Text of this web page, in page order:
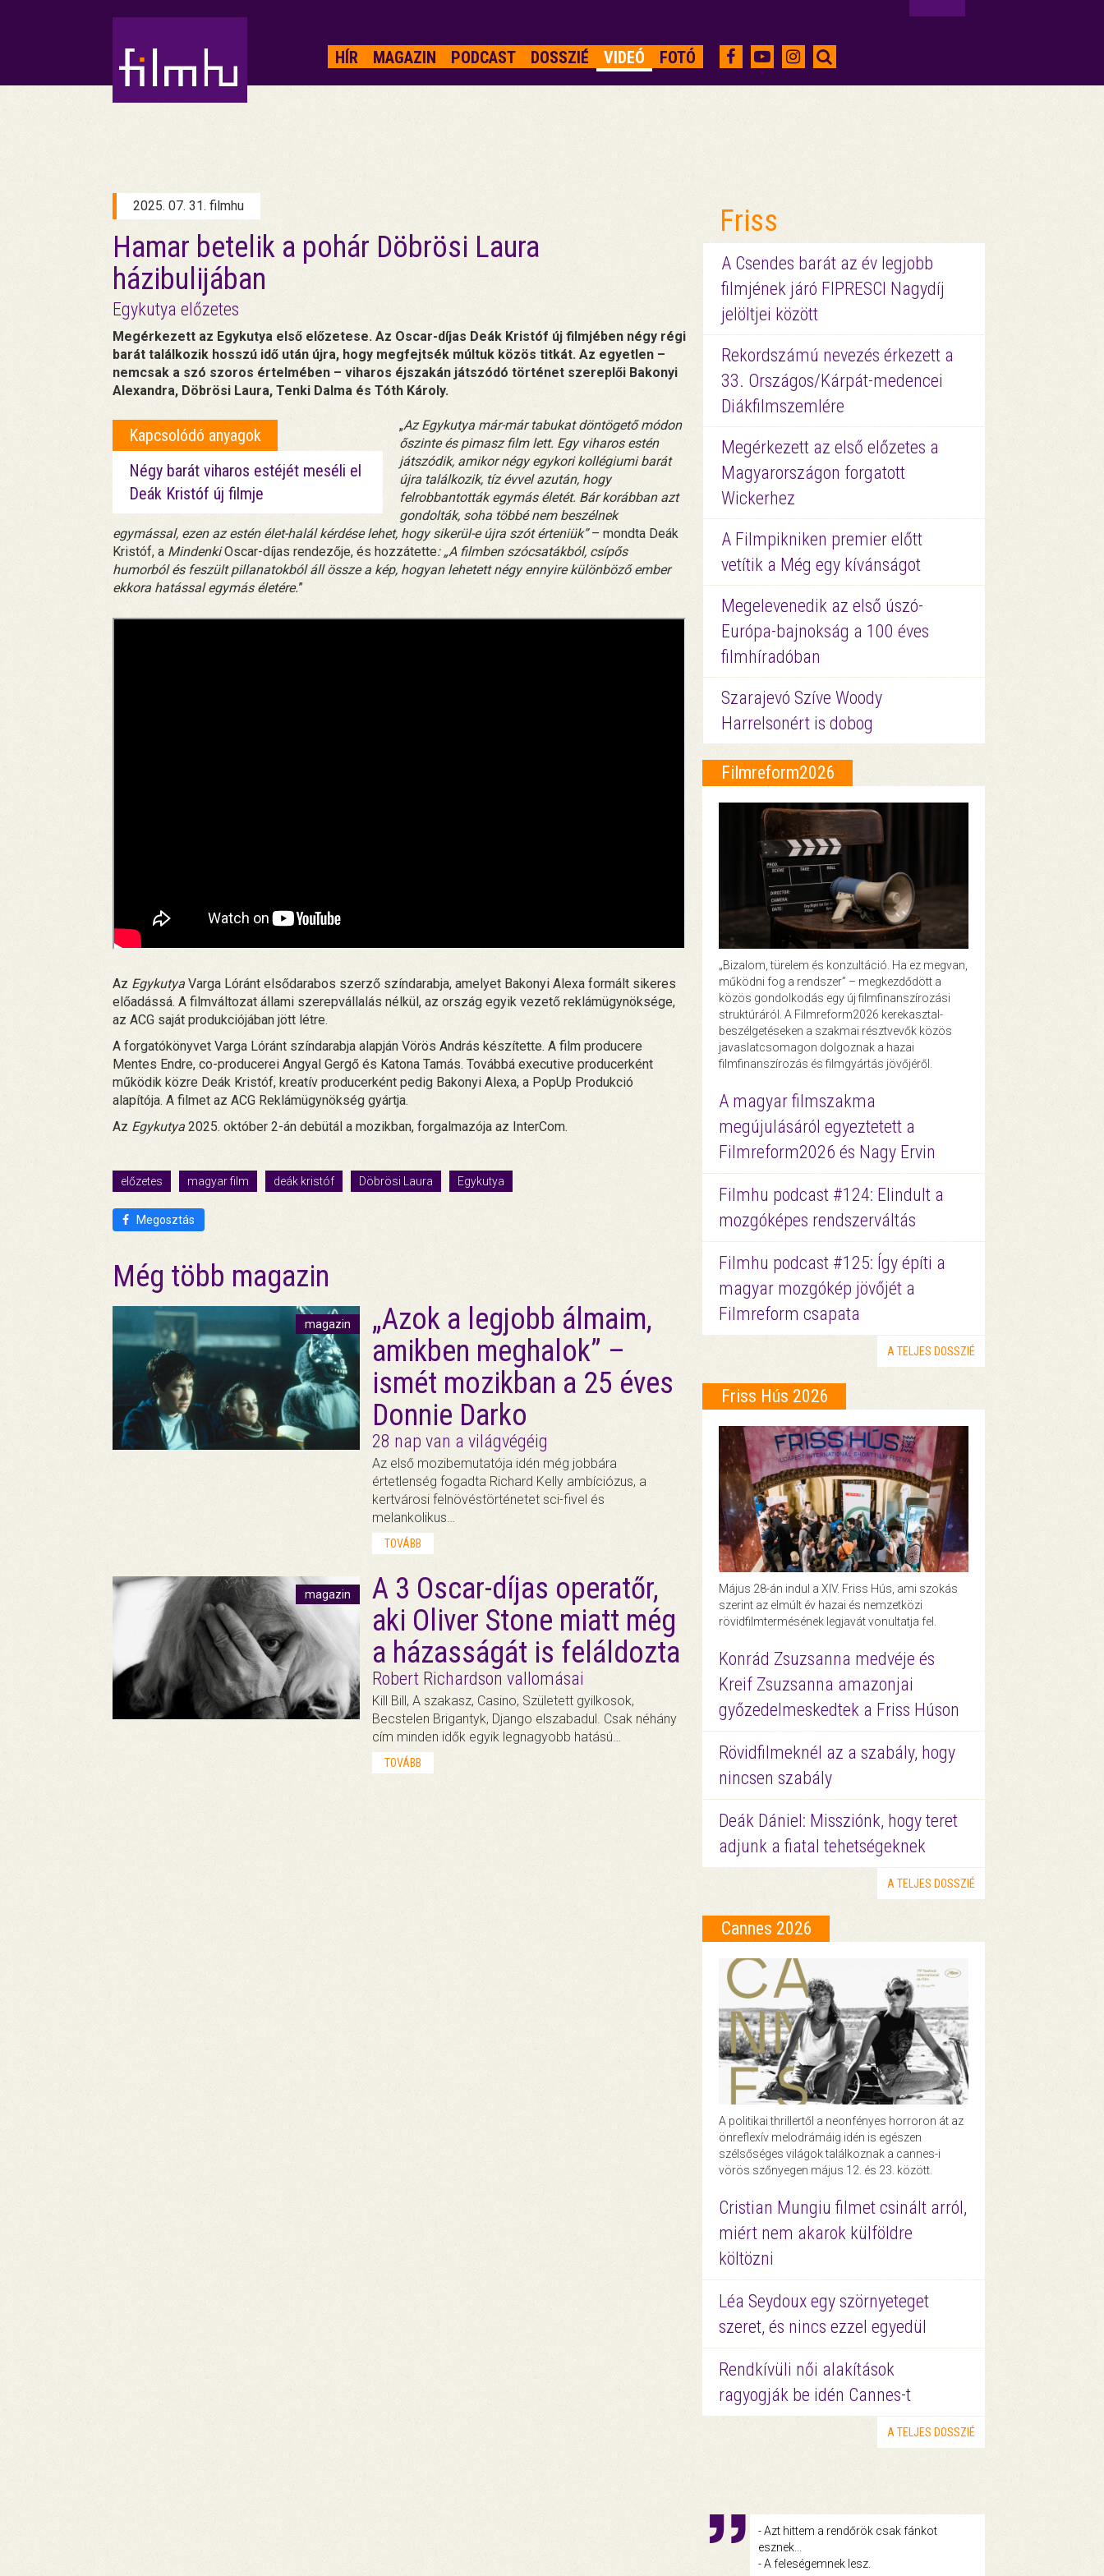
HÍR MAGAZIN PODCAST DOSSZIÉ VIDEÓ FOTÓ
2025. 07. 31. filmhu
Hamar betelik a pohár Döbrösi Laura
házibulijában
Egykutya előzetes
Megérkezett az Egykutya első előzetese. Az Oscar-díjas Deák Kristóf új filmjében négy régi
barát találkozik hosszú idő után újra, hogy megfejtsék múltuk közös titkát. Az egyetlen –
nemcsak a szó szoros értelmében – viharos éjszakán játszódó történet szereplői Bakonyi
Alexandra, Döbrösi Laura, Tenki Dalma és Tóth Károly.
Kapcsolódó anyagok
Négy barát viharos estéjét meséli el
Deák Kristóf új filmje
„Az Egykutya már-már tabukat döntögető módon
őszinte és pimasz film lett. Egy viharos estén
játszódik, amikor négy egykori kollégiumi barát
újra találkozik, tíz évvel azután, hogy
felrobbantották egymás életét. Bár korábban azt
gondolták, soha többé nem beszélnek
egymással, ezen az estén élet-halál kérdése lehet, hogy sikerül-e újra szót érteniük”– mondta Deák
Kristóf, a MindenkiOscar-díjas rendezője, és hozzátette: „A filmben szócsatákból, csípős
humorból és feszült pillanatokból áll össze a kép, hogyan lehetett négy ennyire különböző ember
ekkora hatással egymás életére.”
Az Egykutya Varga Lóránt elsődarabos szerző színdarabja, amelyet Bakonyi Alexa formált sikeres
előadássá. A filmváltozat állami szerepvállalás nélkül, az ország egyik vezető reklámügynöksége,
az ACG saját produkciójában jött létre.
A forgatókönyvet Varga Lóránt színdarabja alapján Vörös András készítette. A film producere
Mentes Endre, co-producerei Angyal Gergő és Katona Tamás. Továbbá executive producerként
működik közre Deák Kristóf, kreatív producerként pedig Bakonyi Alexa, a PopUp Produkció
alapítója. A filmet az ACG Reklámügynökség gyártja.
Az Egykutya 2025. október 2-án debütál a mozikban, forgalmazója az InterCom.
előzetes magyar film deák kristóf Döbrösi Laura Egykutya
Megosztás
Még több magazin
magazin
„Azok a legjobb álmaim,
amikben meghalok” –
ismét mozikban a 25 éves
Donnie Darko
28 nap van a világvégéig
Az első mozibemutatója idén még jobbára
értetlenség fogadta Richard Kelly ambíciózus, a
kertvárosi felnövéstörténetet sci-fivel és
melankolikus…
TOVÁBB
magazin
A 3 Oscar-díjas operatőr,
aki Oliver Stone miatt még
a házasságát is feláldozta
Robert Richardson vallomásai
Kill Bill, A szakasz, Casino, Született gyilkosok,
Becstelen Brigantyk, Django elszabadul. Csak néhány
cím minden idők egyik legnagyobb hatású…
TOVÁBB
Friss
A Csendes barát az év legjobb
filmjének járó FIPRESCI Nagydíj
jelöltjei között
Rekordszámú nevezés érkezett a
33. Országos/Kárpát-medencei
Diákfilmszemlére
Megérkezett az első előzetes a
Magyarországon forgatott
Wickerhez
A Filmpikniken premier előtt
vetítik a Még egy kívánságot
Megelevenedik az első úszó-
Európa-bajnokság a 100 éves
filmhíradóban
Szarajevó Szíve Woody
Harrelsonért is dobog
Filmreform2026
„Bizalom, türelem és konzultáció. Ha ez megvan,
működni fog a rendszer” – megkezdődött a
közös gondolkodás egy új filmfinanszírozási
struktúráról. A Filmreform2026 kerekasztal-
beszélgetéseken a szakmai résztvevők közös
javaslatcsomagon dolgoznak a hazai
filmfinanszírozás és filmgyártás jövőjéről.
A magyar filmszakma
megújulásáról egyeztetett a
Filmreform2026 és Nagy Ervin
Filmhu podcast #124: Elindult a
mozgóképes rendszerváltás
Filmhu podcast #125: Így építi a
magyar mozgókép jövőjét a
Filmreform csapata
A TELJES DOSSZIÉ
Friss Hús 2026
Május 28-án indul a XIV. Friss Hús, ami szokás
szerint az elmúlt év hazai és nemzetközi
rövidfilmtermésének legjavát vonultatja fel.
Konrád Zsuzsanna medvéje és
Kreif Zsuzsanna amazonjai
győzedelmeskedtek a Friss Húson
Rövidfilmeknél az a szabály, hogy
nincsen szabály
Deák Dániel: Missziónk, hogy teret
adjunk a fiatal tehetségeknek
A TELJES DOSSZIÉ
Cannes 2026
A politikai thrillertől a neonfényes horroron át az
önreflexív melodrámáig idén is egészen
szélsőséges világok találkoznak a cannes-i
vörös szőnyegen május 12. és 23. között.
Cristian Mungiu filmet csinált arról,
miért nem akarok külföldre
költözni
Léa Seydoux egy szörnyeteget
szeret, és nincs ezzel egyedül
Rendkívüli női alakítások
ragyogják be idén Cannes-t
A TELJES DOSSZIÉ
- Azt hittem a rendőrök csak fánkot
esznek...
- A feleségemnek lesz.